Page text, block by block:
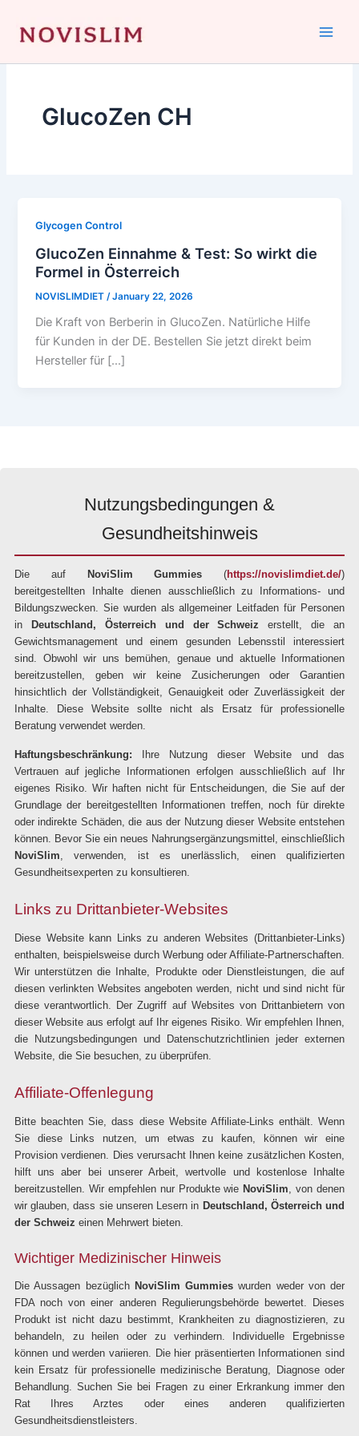
content
GlucoZen CH
Glycogen Control
GlucoZen Einnahme & Test: So wirkt die
Formel in Österreich
NOVISLIMDIET /January 22, 2026
Die Kraft von Berberin in GlucoZen. Natürliche Hilfe
für Kunden in der DE. Bestellen Sie jetzt direkt beim
Hersteller für […]
Nutzungsbedingungen &
Gesundheitshinweis
Die auf NoviSlim Gummies (https://novislimdiet.de/)
bereitgestellten Inhalte dienen ausschließlich zu Informations- und
Bildungszwecken. Sie wurden als allgemeiner Leitfaden für Personen
in
Deutschland, Österreich und der Schweiz erstellt, die an
Gewichtsmanagement und einem gesunden Lebensstil interessiert
sind. Obwohl wir uns bemühen, genaue und aktuelle Informationen
bereitzustellen, geben wir keine Zusicherungen oder Garantien
hinsichtlich der Vollständigkeit, Genauigkeit oder Zuverlässigkeit der
Inhalte. Diese Website sollte nicht als Ersatz für professionelle
Beratung verwendet werden.
Haftungsbeschränkung: Ihre Nutzung dieser Website und das
Vertrauen auf jegliche Informationen erfolgen ausschließlich auf Ihr
eigenes Risiko. Wir haften nicht für Entscheidungen, die Sie auf der
Grundlage der bereitgestellten Informationen treffen, noch für direkte
oder indirekte Schäden, die aus der Nutzung dieser Website entstehen
können. Bevor Sie ein neues Nahrungsergänzungsmittel, einschließlich
NoviSlim, verwenden, ist es unerlässlich, einen qualifizierten
Gesundheitsexperten zu konsultieren.
Links zu Drittanbieter-Websites
Diese Website kann Links zu anderen Websites (Drittanbieter-Links)
enthalten, beispielsweise durch Werbung oder Affiliate-Partnerschaften.
Wir unterstützen die Inhalte, Produkte oder Dienstleistungen, die auf
diesen verlinkten Websites angeboten werden, nicht und sind nicht für
diese verantwortlich. Der Zugriff auf Websites von Drittanbietern von
dieser Website aus erfolgt auf Ihr eigenes Risiko. Wir empfehlen Ihnen,
die Nutzungsbedingungen und Datenschutzrichtlinien jeder externen
Website, die Sie besuchen, zu überprüfen.
Affiliate-Offenlegung
Bitte beachten Sie, dass diese Website Affiliate-Links enthält. Wenn
Sie diese Links nutzen, um etwas zu kaufen, können wir eine
Provision verdienen. Dies verursacht Ihnen keine zusätzlichen Kosten,
hilft uns aber bei unserer Arbeit, wertvolle und kostenlose Inhalte
bereitzustellen. Wir empfehlen nur Produkte wie NoviSlim, von denen
wir glauben, dass sie unseren Lesern in Deutschland, Österreich und
der Schweiz einen Mehrwert bieten.
Wichtiger Medizinischer Hinweis
Die Aussagen bezüglich NoviSlim Gummies wurden weder von der
FDA noch von einer anderen Regulierungsbehörde bewertet. Dieses
Produkt ist nicht dazu bestimmt, Krankheiten zu diagnostizieren, zu
behandeln, zu heilen oder zu verhindern. Individuelle Ergebnisse
können und werden variieren. Die hier präsentierten Informationen sind
kein Ersatz für professionelle medizinische Beratung, Diagnose oder
Behandlung. Suchen Sie bei Fragen zu einer Erkrankung immer den
Rat Ihres Arztes oder eines anderen qualifizierten
Gesundheitsdienstleisters.